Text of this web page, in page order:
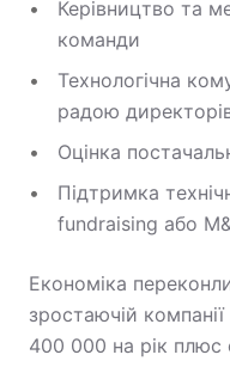
Керівництво та
команди
Технологічна
радою
Оцінка
Підтримка
fundraising або
Економіка
зростаючій
400 000 на рік плюс